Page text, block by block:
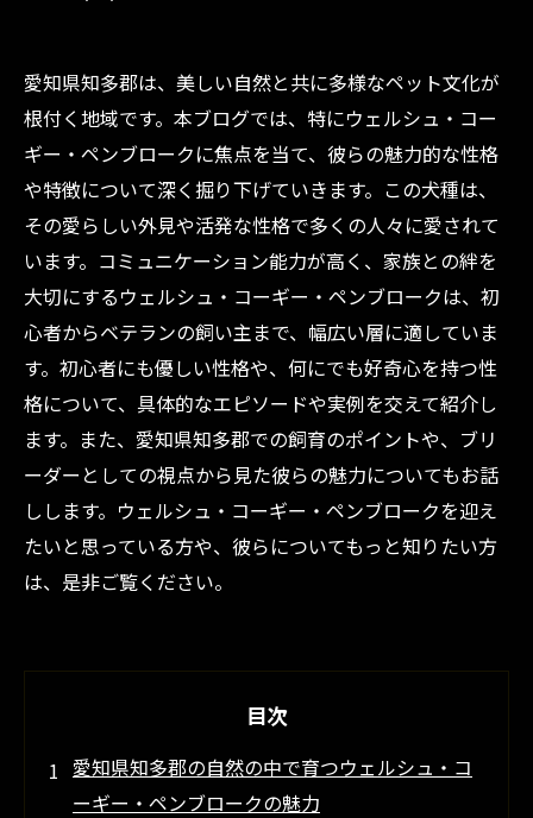
愛知県知多郡は、美しい自然と共に多様なペット文化が
根付く地域です。本ブログでは、特にウェルシュ・コー
ギー・ペンブロークに焦点を当て、彼らの魅力的な性格
や特徴について深く掘り下げていきます。この犬種は、
その愛らしい外見や活発な性格で多くの人々に愛されて
います。コミュニケーション能力が高く、家族との絆を
大切にするウェルシュ・コーギー・ペンブロークは、初
心者からベテランの飼い主まで、幅広い層に適していま
す。初心者にも優しい性格や、何にでも好奇心を持つ性
格について、具体的なエピソードや実例を交えて紹介し
ます。また、愛知県知多郡での飼育のポイントや、ブリ
ーダーとしての視点から見た彼らの魅力についてもお話
しします。ウェルシュ・コーギー・ペンブロークを迎え
たいと思っている方や、彼らについてもっと知りたい方
は、是非ご覧ください。
目次
愛知県知多郡の自然の中で育つウェルシュ・コ
ーギー・ペンブロークの魅力